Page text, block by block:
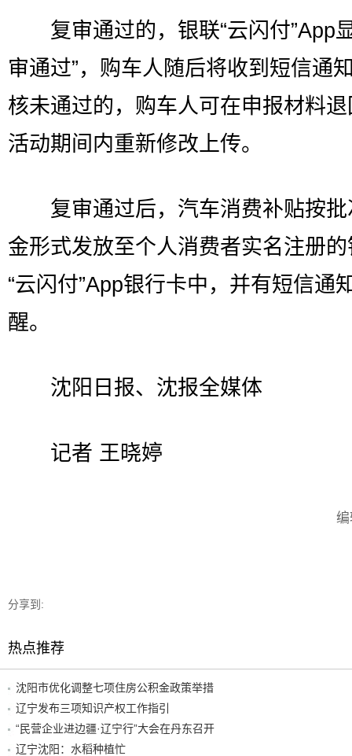
复审通过的，银联“云闪付”App
审通过”，购车人随后将收到短信通
核未通过的，购车人可在申报材料
活动期间内重新修改上传。
复审通过后，汽车消费补贴按批
金形式发放至个人消费者实名注册
“云闪付”App银行卡中，并有短信通
醒。
沈阳日报、沈报全媒体
记者 王晓婷
分享到:
热点推荐
沈阳市优化调整七项住房公积金政策举措
辽宁发布三项知识产权工作指引
“民营企业进边疆·辽宁行”大会在丹东召开
辽宁沈阳：水稻种植忙